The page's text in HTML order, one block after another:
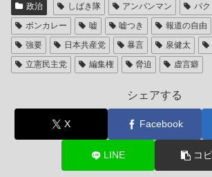
政治 しばき隊 アンパンマン パク
ボンカレー
嘘 嘘つき 報道の自由
強要
日本共産党 暴言 泉健太
立憲民主党
編集権 脅迫 虚言癖
シェアする
X Facebook
LINE コ